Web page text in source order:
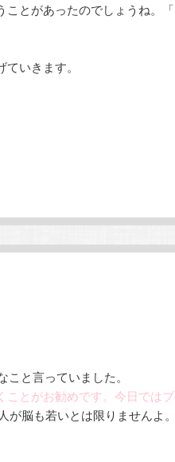
とがあったのでしょうね。
いきます。
と言っていました。
とがお勧めです。今日ではブ
脳も若いとは限りませんよ。